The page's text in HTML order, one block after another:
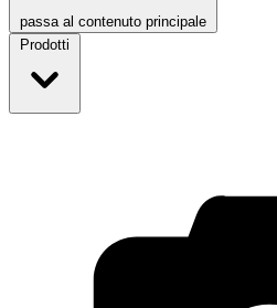
passa al contenuto principale
Prodotti